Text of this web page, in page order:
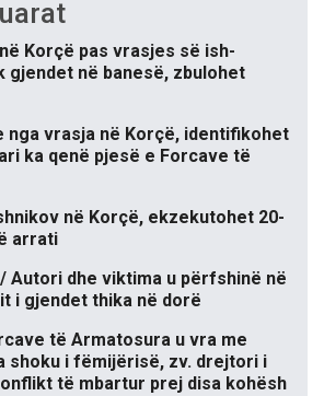
Korçë pas vrasjes së ish-
gjendet në banesë, zbulohet
nga vrasja në Korçë, identifikohet
ka qenë pjesë e Forcave të
në Korçë, ekzekutohet 20-
arrati
Autori dhe viktima u përfshinë në
i gjendet thika në dorë
të Armatosura u vra me
shoku i fëmijërisë, zv. drejtori i
të mbartur prej disa kohësh